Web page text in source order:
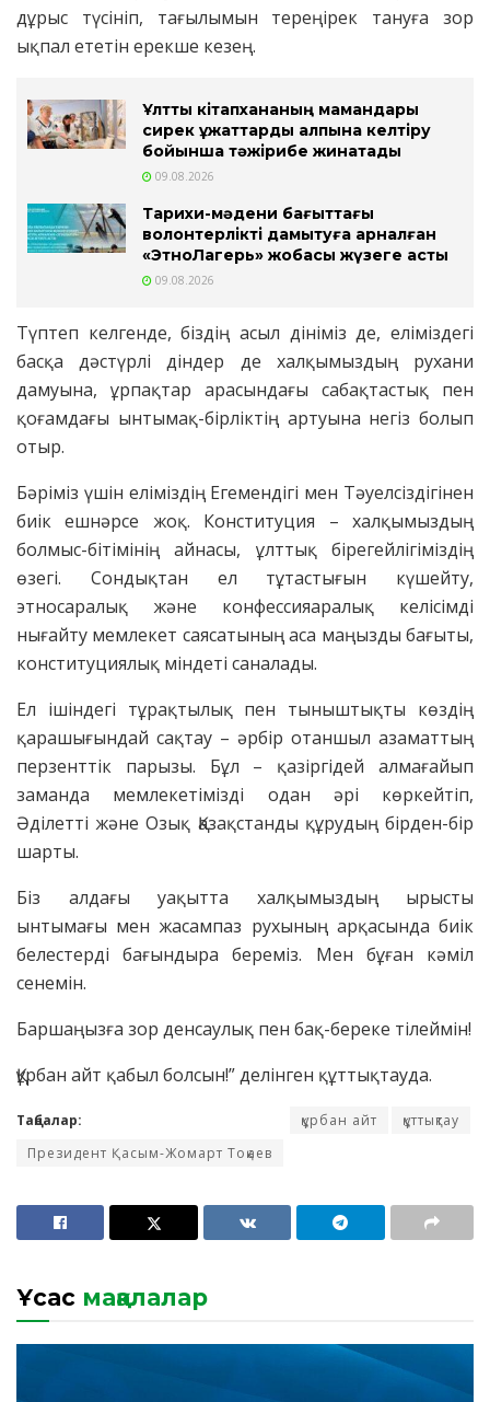
дұрыс түсініп, тағылымын тереңірек тануға зор
ықпал ететін ерекше кезең.
Ұлттық кітапхананың мамандары
сирек құжаттарды қалпына келтіру
бойынша тәжірибе жинақтады
09.08.2026
Тарихи-мәдени бағыттағы
волонтерлікті дамытуға арналған
«ЭтноЛагерь» жобасы жүзеге асты
09.08.2026
Түптеп келгенде, біздің асыл дініміз де, еліміздегі
басқа дәстүрлі діндер де халқымыздың рухани
дамуына, ұрпақтар арасындағы сабақтастық пен
қоғамдағы ынтымақ-бірліктің артуына негіз болып
отыр.
Бәріміз үшін еліміздің Егемендігі мен Тәуелсіздігінен
биік ешнәрсе жоқ. Конституция – халқымыздың
болмыс-бітімінің айнасы, ұлттық бірегейлігіміздің
өзегі. Сондықтан ел тұтастығын күшейту,
этносаралық және конфессияаралық келісімді
нығайту мемлекет саясатының аса маңызды бағыты,
конституциялық міндеті саналады.
Ел ішіндегі тұрақтылық пен тыныштықты көздің
қарашығындай сақтау – әрбір отаншыл азаматтың
перзенттік парызы. Бұл – қазіргідей алмағайып
заманда мемлекетімізді одан әрі көркейтіп,
Әділетті және Озық Қазақстанды құрудың бірден-бір
шарты.
Біз алдағы уақытта халқымыздың ырысты
ынтымағы мен жасампаз рухының арқасында биік
белестерді бағындыра береміз. Мен бұған кәміл
сенемін.
Баршаңызға зор денсаулық пен бақ-береке тілеймін!
Құрбан айт қабыл болсын!” делінген құттықтауда.
Таңбалар: құрбан айт
құттықтау
Президент Қасым-Жомарт Тоқаев
Ұқсас мақалалар